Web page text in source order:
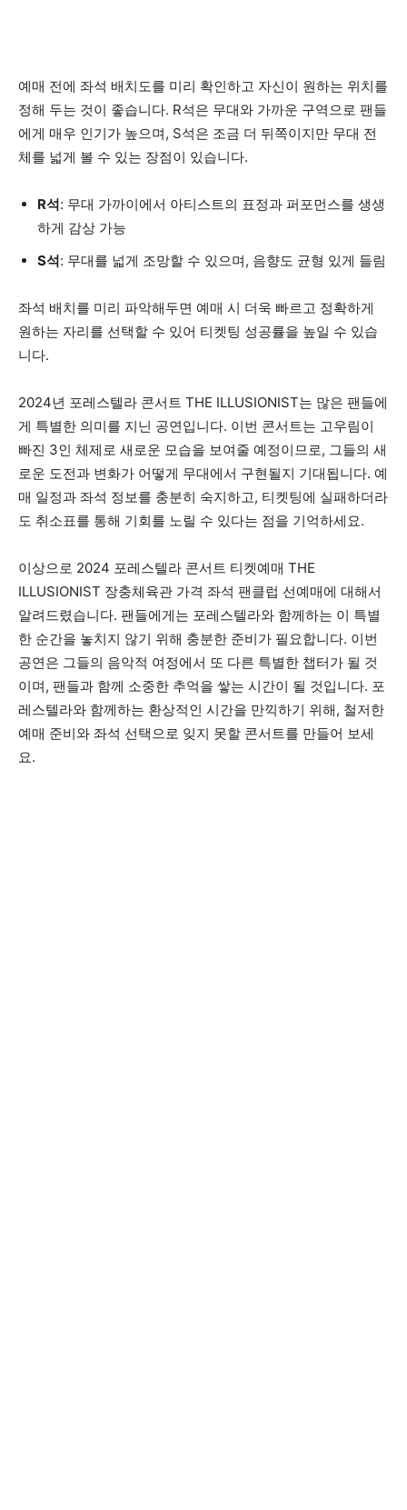
예매 전에 좌석 배치도를 미리 확인하고 자신이 원하는 위치를
정해 두는 것이 좋습니다. R석은 무대와 가까운 구역으로 팬들
에게 매우 인기가 높으며, S석은 조금 더 뒤쪽이지만 무대 전
체를 넓게 볼 수 있는 장점이 있습니다.
R석: 무대 가까이에서 아티스트의 표정과 퍼포먼스를 생생
하게 감상 가능
S석: 무대를 넓게 조망할 수 있으며, 음향도 균형 있게 들림
좌석 배치를 미리 파악해두면 예매 시 더욱 빠르고 정확하게
원하는 자리를 선택할 수 있어 티켓팅 성공률을 높일 수 있습
니다.
2024년 포레스텔라 콘서트 THE ILLUSIONIST는 많은 팬들에
게 특별한 의미를 지닌 공연입니다. 이번 콘서트는 고우림이
빠진 3인 체제로 새로운 모습을 보여줄 예정이므로, 그들의 새
로운 도전과 변화가 어떻게 무대에서 구현될지 기대됩니다. 예
매 일정과 좌석 정보를 충분히 숙지하고, 티켓팅에 실패하더라
도 취소표를 통해 기회를 노릴 수 있다는 점을 기억하세요.
이상으로 2024 포레스텔라 콘서트 티켓예매 THE
ILLUSIONIST 장충체육관 가격 좌석 팬클럽 선예매에 대해서
알려드렸습니다. 팬들에게는 포레스텔라와 함께하는 이 특별
한 순간을 놓치지 않기 위해 충분한 준비가 필요합니다. 이번
공연은 그들의 음악적 여정에서 또 다른 특별한 챕터가 될 것
이며, 팬들과 함께 소중한 추억을 쌓는 시간이 될 것입니다. 포
레스텔라와 함께하는 환상적인 시간을 만끽하기 위해, 철저한
예매 준비와 좌석 선택으로 잊지 못할 콘서트를 만들어 보세
요.